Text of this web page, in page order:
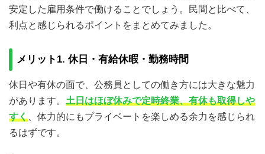
安定した雇用条件で働けることでしょう。民間と比べて、
利点と感じられるポイントをまとめてみました。
メリット1. 休日・有給休暇・勤務時間
休日や有休の面で、公務員としての働き方には大きな魅力
があります。 土日はほぼ休みで定時終業、有休も取得しや
すく 、体力的にもプライベートを楽しめる余力を感じられ
るはずです。